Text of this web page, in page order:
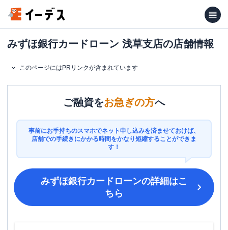
みずほ銀行カードローン 浅草支店の店舗情報
このページにはPRリンクが含まれています
ご融資をお急ぎの方へ
事前にお手持ちのスマホでネット申し込みを済ませておけば、
店舗での手続きにかかる時間をかなり短縮することができま
す！
みずほ銀行カードローンの詳細はこ
ちら